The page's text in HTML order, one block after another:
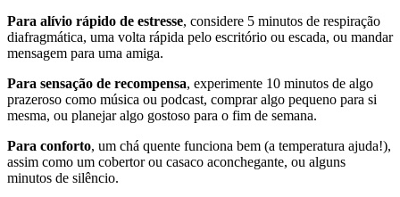
Para alívio rápido de estresse, considere 5 minutos de respiração
diafragmática, uma volta rápida pelo escritório ou escada, ou mandar
mensagem para uma amiga.
Para sensação de recompensa, experimente 10 minutos de algo
prazeroso como música ou podcast, comprar algo pequeno para si
mesma, ou planejar algo gostoso para o fim de semana.
Para conforto, um chá quente funciona bem (a temperatura ajuda!),
assim como um cobertor ou casaco aconchegante, ou alguns
minutos de silêncio.